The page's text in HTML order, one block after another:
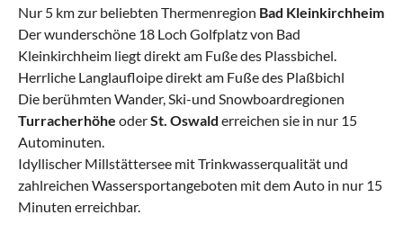
Nur 5 km zur beliebten Thermenregion Bad Kleinkirchheim
Der wunderschöne 18 Loch Golfplatz von Bad
Kleinkirchheim liegt direkt am Fuße des Plassbichel.
Herrliche Langlaufloipe direkt am Fuße des Plaßbichl
Die berühmten Wander, Ski-und Snowboardregionen
Turracherhöhe oderSt. Oswald erreichen sie in nur 15
Autominuten.
Idyllischer Millstättersee mit Trinkwasserqualität und
zahlreichen Wassersportangeboten mit dem Auto in nur 15
Minuten erreichbar.